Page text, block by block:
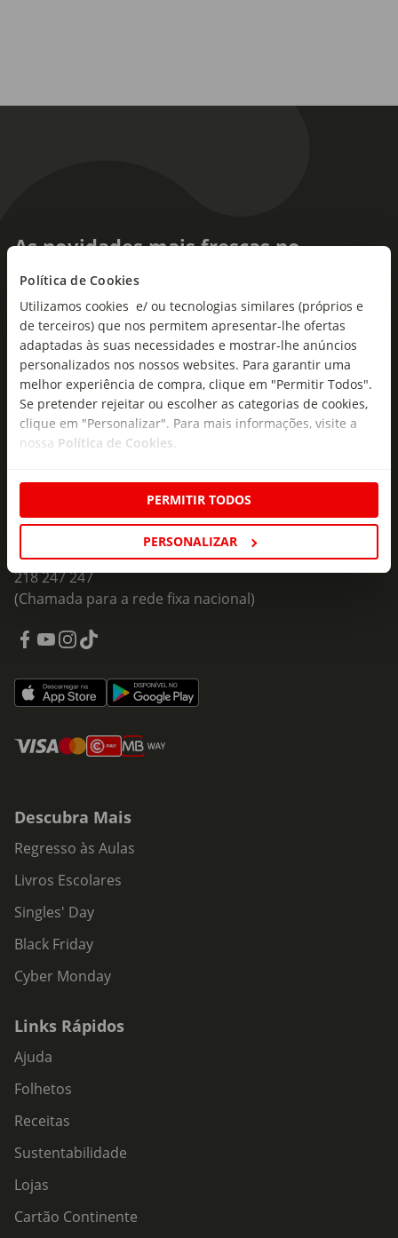
Política de Cookies
Utilizamos cookies e/ ou tecnologias similares (próprios e
de terceiros) que nos permitem apresentar-lhe ofertas
adaptadas às suas necessidades e mostrar-lhe anúncios
personalizados nos nossos websites. Para garantir uma
melhor experiência de compra, clique em "Permitir Todos".
Se pretender rejeitar ou escolher as categorias de cookies,
clique em "Personalizar". Para mais informações, visite a
nossa Política de Cookies
PERMITIR TODOS
PERSONALIZAR
As novidades mais frescas no
seu e-mail!
Subscreva e descubra campanhas exclusivas,
ofertas e novidades para si.
Insira o seu e-
mail
Subscrever
Fale Connosco
Formulário de Contacto
218 247 247
(Chamada para a rede fixa nacional)
Descubra Mais
Regresso às Aulas
Livros Escolares
Singles' Day
Black Friday
Cyber Monday
Links Rápidos
Ajuda
Folhetos
Receitas
Sustentabilidade
Lojas
Cartão Continente